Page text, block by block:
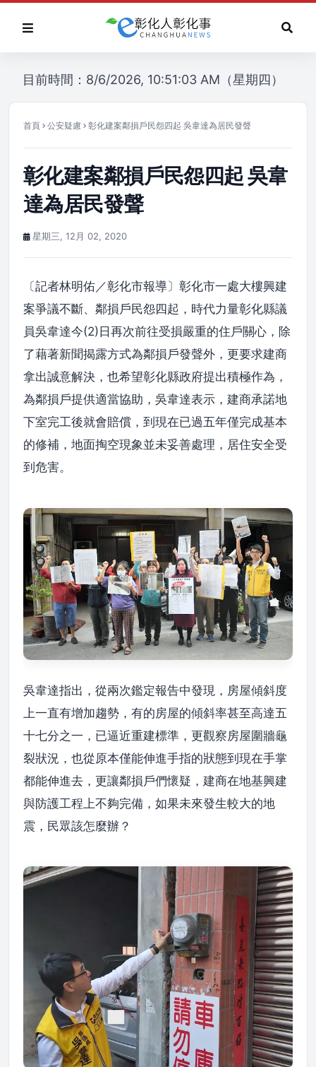
目前時間：8/6/2026, 10:51:03 AM（星期四）
首頁 公安疑慮 彰化建案鄰損戶民怨四起 吳韋達為居民發聲
彰化建案鄰損戶民怨四起 吳韋
達為居民發聲
星期三, 12月 02, 2020
〔記者林明佑／彰化市報導〕彰化市一處大樓興建
案爭議不斷、鄰損戶民怨四起，時代力量彰化縣議
員吳韋達今(2)日再次前往受損嚴重的住戶關心，除
了藉著新聞揭露方式為鄰損戶發聲外，更要求建商
拿出誠意解決，也希望彰化縣政府提出積極作為，
為鄰損戶提供適當協助，吳韋達表示，建商承諾地
下室完工後就會賠償，到現在已過五年僅完成基本
的修補，地面掏空現象並未妥善處理，居住安全受
到危害。
吳韋達指出，從兩次鑑定報告中發現，房屋傾斜度
上一直有增加趨勢，有的房屋的傾斜率甚至高達五
十七分之一，已逼近重建標準，更觀察房屋圍牆龜
裂狀況，也從原本僅能伸進手指的狀態到現在手掌
都能伸進去，更讓鄰損戶們懷疑，建商在地基興建
與防護工程上不夠完備，如果未來發生較大的地
震，民眾該怎麼辦？